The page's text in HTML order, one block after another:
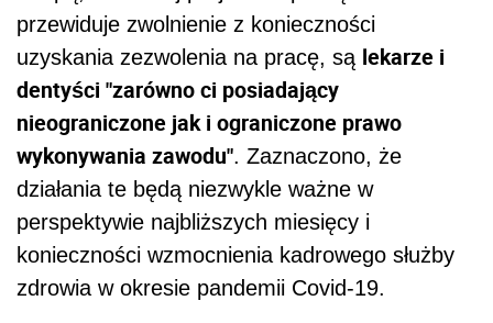
przewiduje zwolnienie z konieczności
uzyskania zezwolenia na pracę, są lekarze i
dentyści "zarówno ci posiadający
nieograniczone jak i ograniczone prawo
wykonywania zawodu". Zaznaczono, że
działania te będą niezwykle ważne w
perspektywie najbliższych miesięcy i
konieczności wzmocnienia kadrowego służby
zdrowia w okresie pandemii Covid-19.